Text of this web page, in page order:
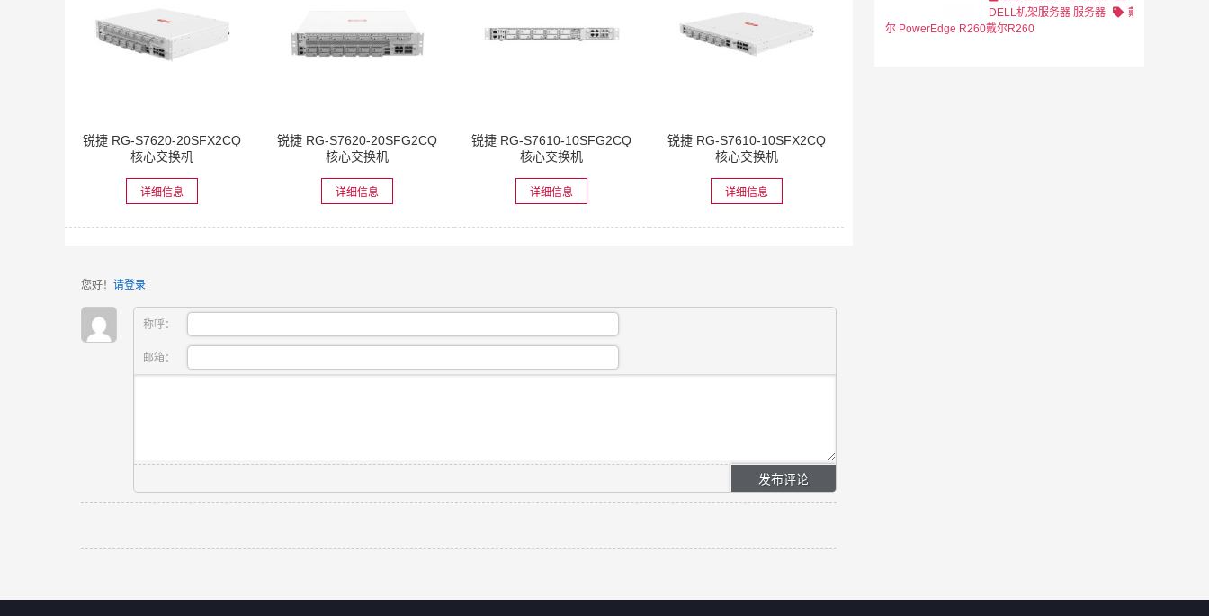
锐捷 RG-S7620-20SFX2CQ
核心交换机
详细信息
锐捷 RG-S7620-20SFG2CQ
核心交换机
详细信息
锐捷 RG-S7610-10SFG2CQ
核心交换机
详细信息
锐捷 RG-S7610-10SFX2CQ
核心交换机
详细信息
您好！ 请登录
称呼：
邮箱：
DELL机架服务器 服务器
戴
尔 PowerEdge R260戴尔R260